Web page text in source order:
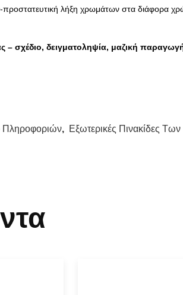
προστατευτική λήξη χρωμάτων στα διάφορα
– σχέδιο, δειγματοληψία, μαζική
Πληροφοριών, Εξωτερικές Πινακίδες